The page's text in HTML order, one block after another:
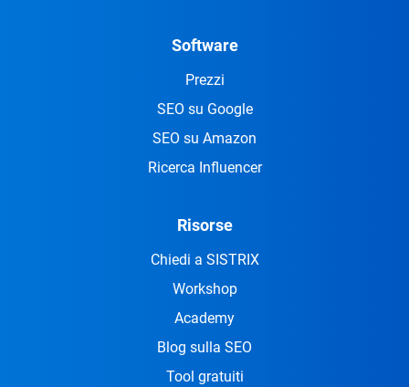
Software
Prezzi
SEO su Google
SEO su Amazon
Ricerca Influencer
Risorse
Chiedi a SISTRIX
Workshop
Academy
Blog sulla SEO
Tool gratuiti